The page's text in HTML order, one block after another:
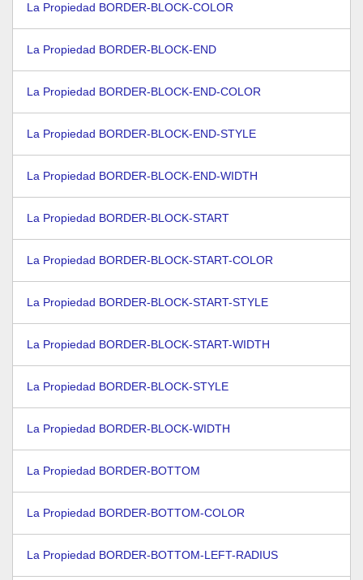
La Propiedad BORDER-BLOCK-COLOR
La Propiedad BORDER-BLOCK-END
La Propiedad BORDER-BLOCK-END-COLOR
La Propiedad BORDER-BLOCK-END-STYLE
La Propiedad BORDER-BLOCK-END-WIDTH
La Propiedad BORDER-BLOCK-START
La Propiedad BORDER-BLOCK-START-COLOR
La Propiedad BORDER-BLOCK-START-STYLE
La Propiedad BORDER-BLOCK-START-WIDTH
La Propiedad BORDER-BLOCK-STYLE
La Propiedad BORDER-BLOCK-WIDTH
La Propiedad BORDER-BOTTOM
La Propiedad BORDER-BOTTOM-COLOR
La Propiedad BORDER-BOTTOM-LEFT-RADIUS